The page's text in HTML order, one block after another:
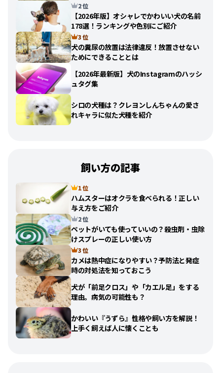
2 位
【2026年版】オシャレでかわいい犬の名前
178選！ランキングや色別にご紹介
3 位
犬の糞尿の放置は法律違反！放置させない
ためにできることとは
【2026年最新版】犬のInstagramのハッシ
ュタグ集
シロの犬種は？クレヨンしんちゃんの愛さ
れキャラに似た犬種を紹介
飼い方の記事
1 位
ハムスターはオクラを食べられる！正しい
与え方をご紹介
2 位
ペットがいても使っていいの？殺虫剤・虫除
けスプレーの正しい使い方
3 位
カメは熱中症になりやすい？予防法と発症
時の対処法を知っておこう
犬が「前足クロス」や「カエル足」をする
理由。病気の可能性も？
かわいい『うずら』性格や飼い方を解説！
上手く飼えば人に懐くことも